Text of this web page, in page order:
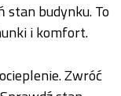
stan budynku. To
i komfort.
Zwróć